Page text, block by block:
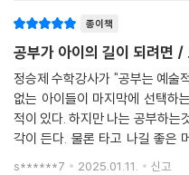
종이책
공부가 아이의 길이 되려면
정승제 수학강사가 "공부는 예술
없는 아이들이 마지막에 선택하
적이 있다. 하지만 나는 공부하는
각이 든다. 물론 타고 나길 좋은
지 모르지만 공부 재능은 후천적
s******7 2025.01.11. 신고